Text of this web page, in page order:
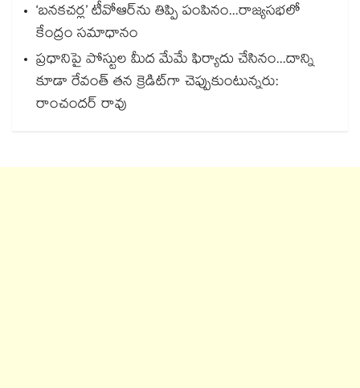
‘బనకచర్ల’ టీవోఆర్‌‌‌‌‌‌‌‌ను తిప్పి పంపినం...రాజ్యసభలో
కేంద్రం సమాధానం
ప్రధానిపై పోస్టుల మీద మేమే ఫిర్యాదు చేసినం...దాన్ని
కూడా రేవంత్ తన క్రెడిట్‌‌‌‌గా చెప్పుకుంటున్నరు:
రాంచందర్ రావు